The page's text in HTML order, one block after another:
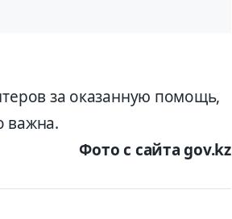
за оказанную помощь,
важна.
Фото с сайта gov.kz